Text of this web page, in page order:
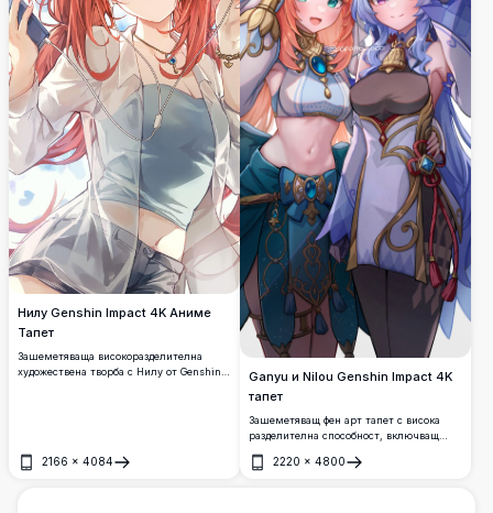
Нилу Genshin Impact 4K Аниме
Тапет
Зашеметяваща високоразделителна
художествена творба с Нилу от Genshin
фон за върховно визуално преживяване.
2166 × 4084
Отвори
Ganyu и Nilou Genshin Impact 4K
тапет
Зашеметяващ фен арт тапет с висока
разделителна способност, включващ
2220 × 4800
Отвори